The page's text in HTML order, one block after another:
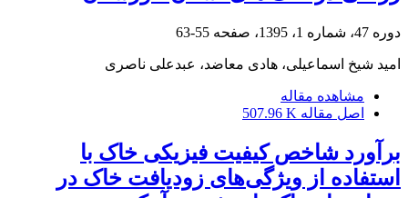
دوره 47، شماره 1، 1395، صفحه 55-63
امید شیخ اسماعیلی، هادی معاضد، عبدعلی ناصری
مشاهده مقاله
اصل مقاله 507.96 K
برآورد شاخص کیفیت فیزیکی خاک با
استفاده از ویژگی‌های زودیافت خاک در